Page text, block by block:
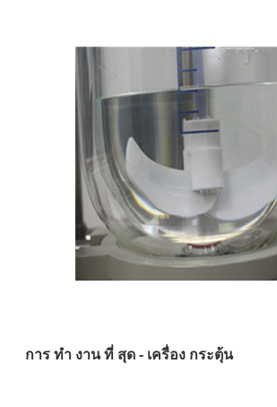
การ ทํา งาน ที่ สุด - เครื่อง กระตุ้น